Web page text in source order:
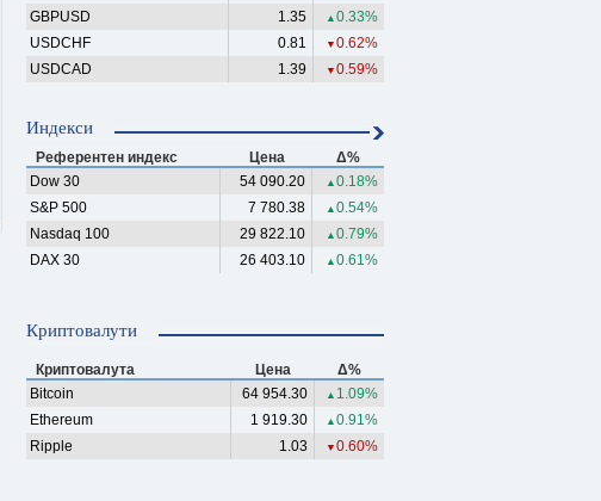
GBPUSD
1.35 ▲ 0.33%
USDCHF
0.81 ▼ 0.62%
USDCAD
1.39 ▼ 0.59%
Индекси
Референтен индекс Цена
Δ%
Dow 30
54 090.20 ▲ 0.18%
S&P 500
7 780.38 ▲ 0.54%
Nasdaq 100
29 822.10 ▲ 0.79%
DAX 30
26 403.10 ▲ 0.61%
Криптовалути
Криптовалута Цена
Δ%
Bitcoin
64 954.30 ▲ 1.09%
Ethereum
1 919.30 ▲ 0.91%
Ripple
1.03 ▼ 0.60%